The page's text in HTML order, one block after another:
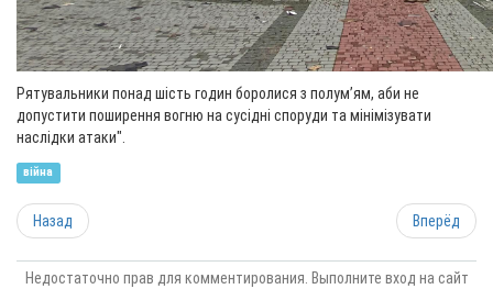
Рятувальники понад шість годин боролися з полум’ям, аби не
допустити поширення вогню на сусідні споруди та мінімізувати
наслідки атаки".
війна
Назад Вперёд
Недостаточно прав для комментирования. Выполните вход на сайт